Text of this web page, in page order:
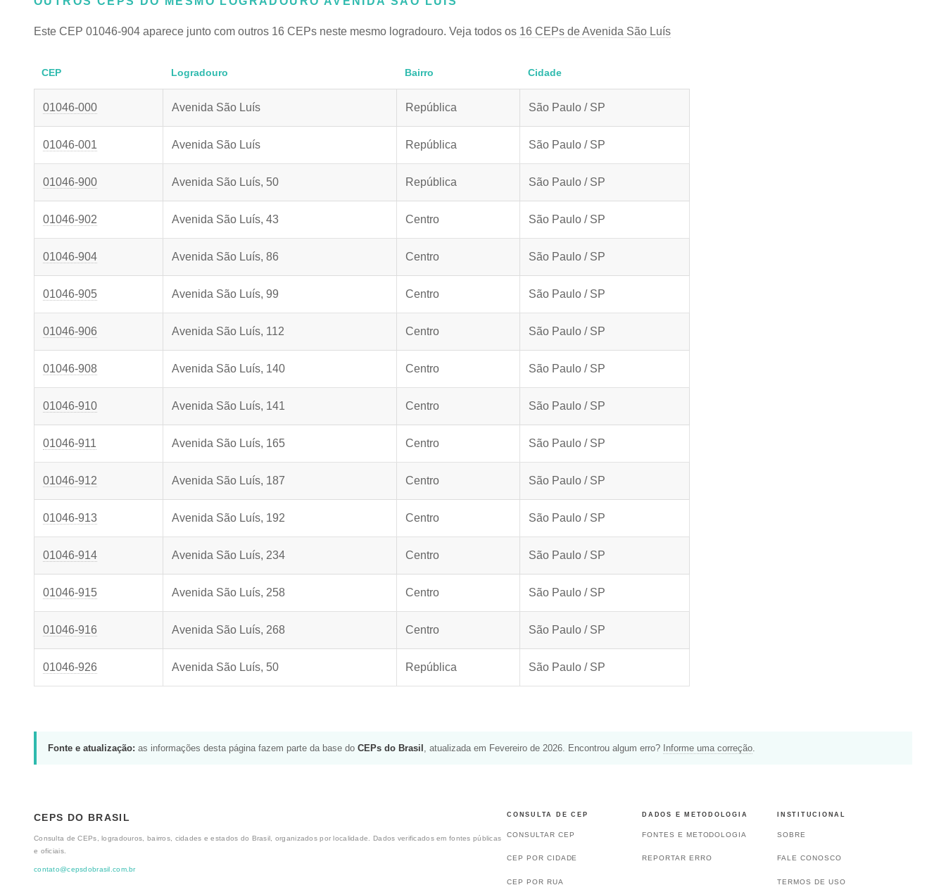
Este CEP 01046-904 aparece junto com outros 16 CEPs neste mesmo logradouro. Veja todos os 16 CEPs de Avenida São Luís
CEP Logradouro Bairro Cidade
01046-000 Avenida São Luís República São Paulo / SP
01046-001 Avenida São Luís República São Paulo / SP
01046-900 Avenida São Luís, 50 República São Paulo / SP
01046-902 Avenida São Luís, 43 Centro São Paulo / SP
01046-904 Avenida São Luís, 86 Centro São Paulo / SP
01046-905 Avenida São Luís, 99 Centro São Paulo / SP
01046-906 Avenida São Luís, 112 Centro São Paulo / SP
01046-908 Avenida São Luís, 140 Centro São Paulo / SP
01046-910 Avenida São Luís, 141 Centro São Paulo / SP
01046-911 Avenida São Luís, 165 Centro São Paulo / SP
01046-912 Avenida São Luís, 187 Centro São Paulo / SP
01046-913 Avenida São Luís, 192 Centro São Paulo / SP
01046-914 Avenida São Luís, 234 Centro São Paulo / SP
01046-915 Avenida São Luís, 258 Centro São Paulo / SP
01046-916 Avenida São Luís, 268 Centro São Paulo / SP
01046-926 Avenida São Luís, 50 República São Paulo / SP
Fonte e atualização: as informações desta página fazem parte da base do CEPs do Brasil , atualizada em Fevereiro de 2026. Encontrou algum erro? Informe uma correção
CEPS DO BRASIL
Consulta de CEPs, logradouros, bairros, cidades e estados do Brasil, organizados por localidade. Dados verificados em fontes públicas
e oficiais.
contato@cepsdobrasil.com.br
CONSULTA DE CEP
CONSULTAR CEP
CEP POR CIDADE
CEP POR RUA
DADOS E METODOLOGIA
FONTES E METODOLOGIA
REPORTAR ERRO
INSTITUCIONAL
SOBRE
FALE CONOSCO
TERMOS DE USO